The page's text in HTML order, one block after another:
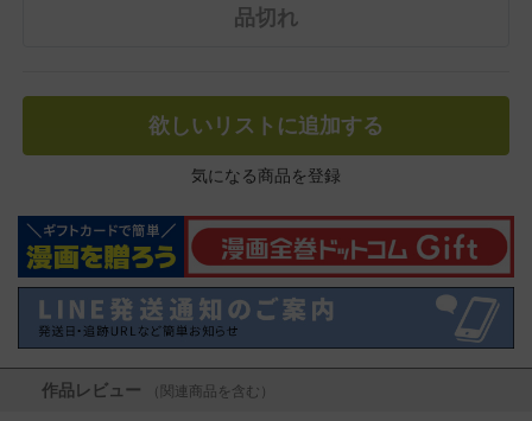
品切れ
欲しいリストに追加する
気になる商品を登録
作品レビュー （関連商品を含む）